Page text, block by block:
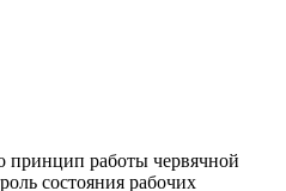
принцип работы червячной
состояния рабочих